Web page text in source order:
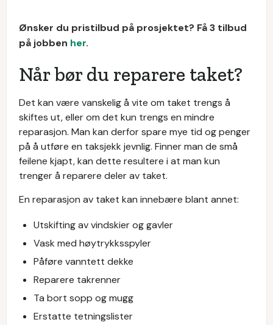
Ønsker du pristilbud på prosjektet? Få 3 tilbud
på jobben her.
Når bør du reparere taket?
Det kan være vanskelig å vite om taket trengs å
skiftes ut, eller om det kun trengs en mindre
reparasjon. Man kan derfor spare mye tid og penger
på å utføre en taksjekk jevnlig. Finner man de små
feilene kjapt, kan dette resultere i at man kun
trenger å reparere deler av taket.
En reparasjon av taket kan innebære blant annet:
Utskifting av vindskier og gavler
Vask med høytrykksspyler
Påføre vanntett dekke
Reparere takrenner
Ta bort sopp og mugg
Erstatte tetningslister